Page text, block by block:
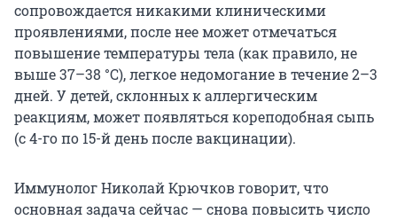
сопровождается никакими клиническими
проявлениями, после нее может отмечаться
повышение температуры тела (как правило, не
выше 37–38 °С), легкое недомогание в течение 2–3
дней. У детей, склонных к аллергическим
реакциям, может появляться кореподобная сыпь
(с 4-го по 15-й день после вакцинации).
Иммунолог Николай Крючков говорит, что
основная задача сейчас — снова повысить число